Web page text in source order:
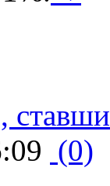
(0)